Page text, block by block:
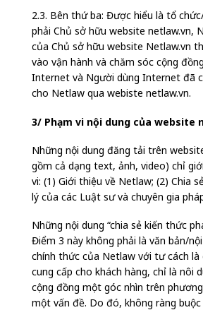
2.3. Bên thứ ba: Được hiểu là tổ
phải Chủ sở hữu website netlaw.vn,
của Chủ sở hữu website Netlaw.vn
vào vận hành và chăm sóc cộng
Internet và Người dùng Internet đã
cho Netlaw qua webiste netlaw.vn.
3/ Phạm vi nội dung của website
Những nội dung đăng tải trên
gồm cả dạng text, ảnh, video) chỉ
vi: (1) Giới thiệu về Netlaw; (2) Chia
lý của các Luật sư và chuyên gia
Những nội dung “chia sẻ kiến thức
Điểm 3 này không phải là văn bản/
chính thức của Netlaw với tư cách là
cung cấp cho khách hàng, chỉ là nôi
cộng đồng một góc nhìn trên
một vấn đề. Do đó, không ràng buộc